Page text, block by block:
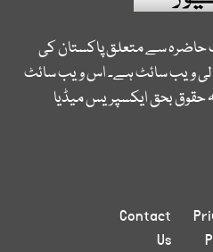
حاضرہ سے متعلق پاکستان کی
ویب سائٹ ہے۔ اس ویب سائٹ
حقوق بحق ایکسپریس میڈیا
Contact
Us